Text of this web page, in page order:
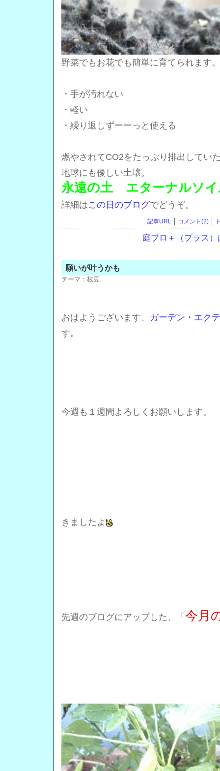
野菜でもお花でも簡単に育てられます。
・手が汚れない
・軽い
・繰り返しずーーっと使える
燃やされてCO2をたっぷり排出してい
地球にも優しい土壌。
永遠の土 エターナルソ
詳細はこの日のブログでどうぞ。
記事URL コメント(2)
庭ブロ＋（プラス）
願いが叶うかも
テーマ： 枝豆
おはようございます、 ガーデン・エク
す。
今週も１週間よろしくお願いします。
きましたよ
先週のブログにアップした、「 今月